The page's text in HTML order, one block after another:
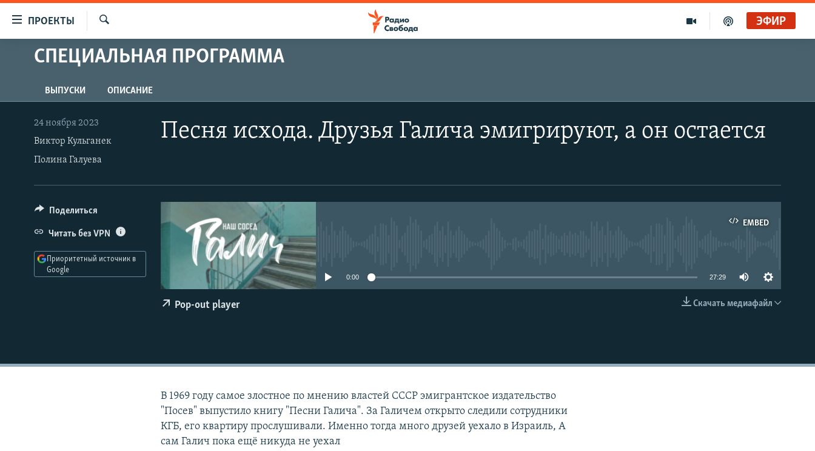
упрощенного
Вернуться
к
основному
содержанию
Вернутся
ПРОЕКТЫ
ПРОГРАММЫ
АВТОРСКИЕ ПРОЕКТЫ
ЦИТАТЫ СВОБОДЫ
МНЕНИЯ
КУЛЬТУРА
IDEL.РЕАЛИИ
КАВКАЗ.РЕАЛИИ
СЕВЕР.РЕАЛИИ
СИБИРЬ.РЕАЛИИ
РАСПИСАНИЕ ВЕЩАНИЯ
ЭФИР
СПЕЦИАЛЬНАЯ ПРОГРАММА
ВЫПУСКИ ОПИСАНИЕ
Песня исхода. Друзья Галича эмигрируют, а он остается
24 ноября 2023
Виктор Кульганек
Полина Галуева
EMBED
EMBED
0:00 27:29
Скачать медиафайл
Pop-out player
Поделиться
Читать без VPN
Приоритетный источник в
Google
В 1969 году самое злостное по мнению властей СССР эмигрантское издательство
"Посев" выпустило книгу "Песни Галича". За Галичем открыто следили сотрудники
КГБ, его квартиру прослушивали. Именно тогда много друзей уехало в Израиль, А
сам Галич пока ещё никуда не уехал